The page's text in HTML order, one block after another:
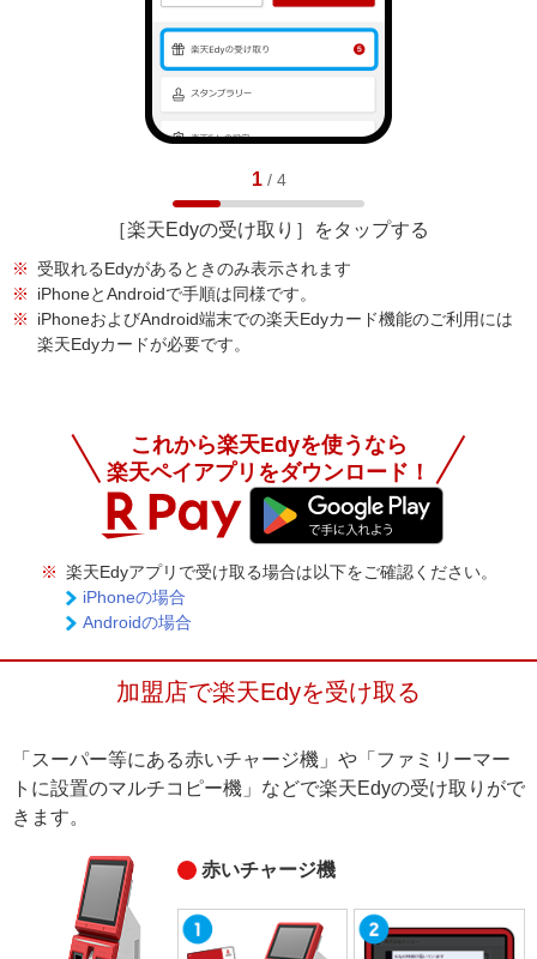
1/ 4
［楽天Edyの受け取り］をタップする
※ 受取れるEdyがあるときのみ表示されます
※
iPhoneとAndroidで手順は同様です。
※
iPhoneおよびAndroid端末での楽天Edyカード機能のご利用には
楽天Edyカードが必要です。
これから楽天Edyを使うなら
楽天ペイアプリをダウンロード！
※ 楽天Edyアプリで受け取る場合は以下をご確認ください。
iPhoneの場合
Androidの場合
加盟店で楽天Edyを受け取る
「スーパー等にある赤いチャージ機」や「ファミリーマー
トに設置のマルチコピー機」などで楽天Edyの受け取りがで
きます。
赤いチャージ機